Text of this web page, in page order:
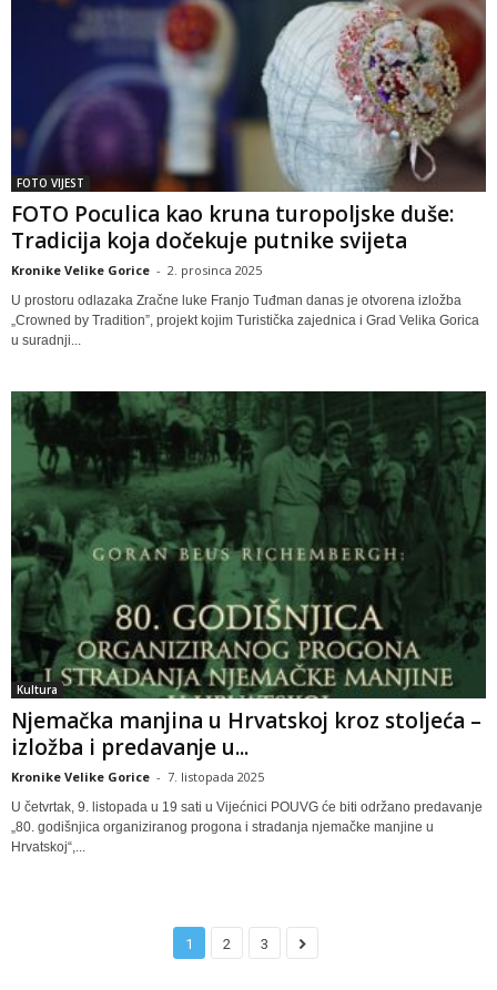
FOTO VIJEST
FOTO Poculica kao kruna turopoljske duše:
Tradicija koja dočekuje putnike svijeta
Kronike Velike Gorice - 2. prosinca 2025
U prostoru odlazaka Zračne luke Franjo Tuđman danas je otvorena izložba
„Crowned by Tradition”, projekt kojim Turistička zajednica i Grad Velika Gorica
u suradnji...
Kultura
Njemačka manjina u Hrvatskoj kroz stoljeća –
izložba i predavanje u...
Kronike Velike Gorice - 7. listopada 2025
U četvrtak, 9. listopada u 19 sati u Vijećnici POUVG će biti održano predavanje
„80. godišnjica organiziranog progona i stradanja njemačke manjine u
Hrvatskoj“,...
1 2 3